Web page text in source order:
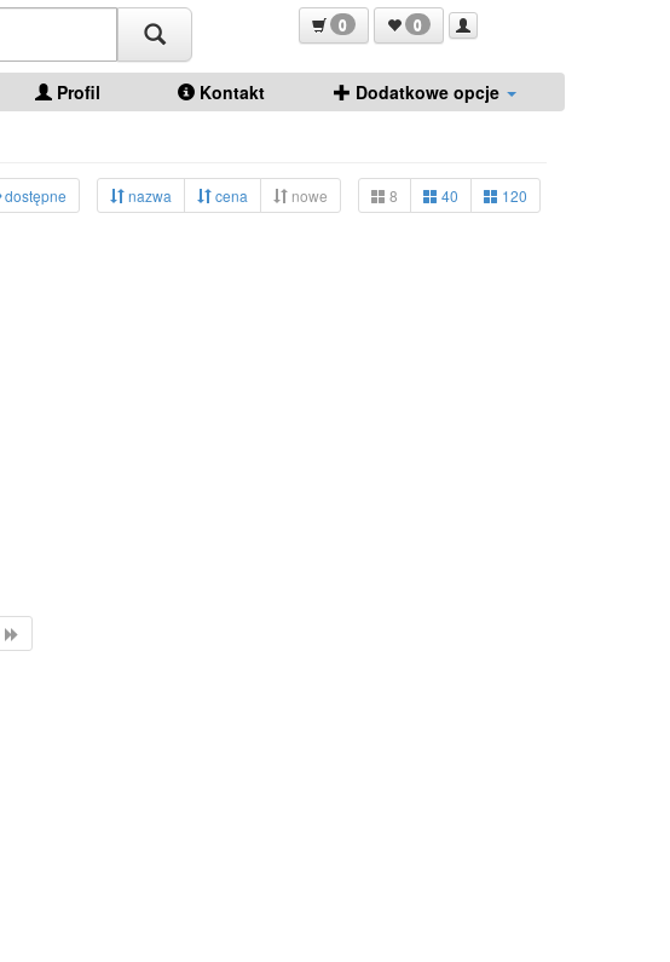
0 0
Profil Kontakt Dodatkowe opcje
dostępne nazwa cena nowe 8 40 120